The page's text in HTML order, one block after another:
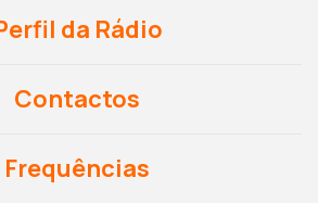
da Rádio
Contactos
Frequências